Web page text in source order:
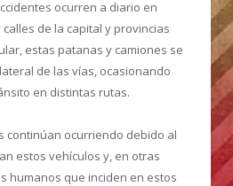
ocurren a diario en
de la capital y provincias
estas patanas y camiones se
de las vías, ocasionando
en distintas rutas.
continúan ocurriendo debido al
estos vehículos y, en otras
humanos que inciden en estos